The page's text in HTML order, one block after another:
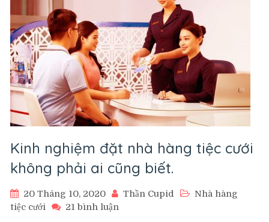
cưới
Kinh nghiệm đặt nhà hàng tiệc cưới
không phải ai cũng biết.
20 Tháng 10, 2020 Thần Cupid
Nhà hàng
tiệc cưới
21 bình luận